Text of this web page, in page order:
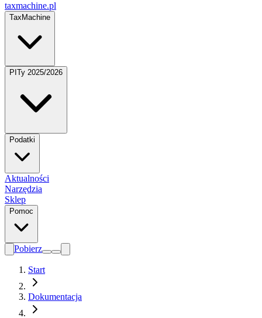
taxmachine.pl
TaxMachine
PITy 2025/2026
Podatki
Aktualności
Narzędzia
Sklep
Pomoc
Pobierz
Start
Dokumentacja